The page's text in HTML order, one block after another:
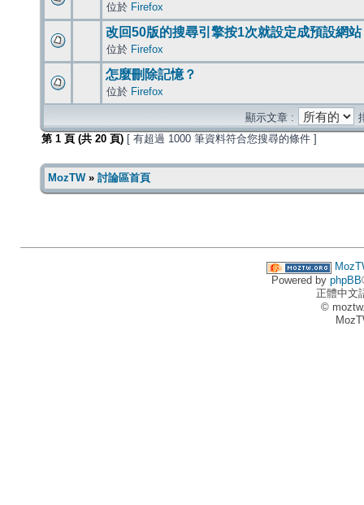
位於 Firefox
改回50版的搜尋引擎按1次就設定成預設網站
位於 Firefox
怎麼刪除記憶？
位於 Firefox
顯示文章 :
第 1 頁 (共 20 頁) [ 有超過 1000 筆資料符合您搜尋的條件 ]
MozTW» 討論區首頁
Powered by phpBB
正體中文
©